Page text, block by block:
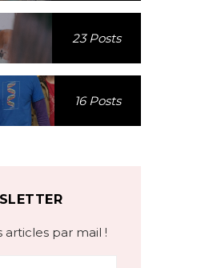
23 Posts
16 Posts
articles par mail !